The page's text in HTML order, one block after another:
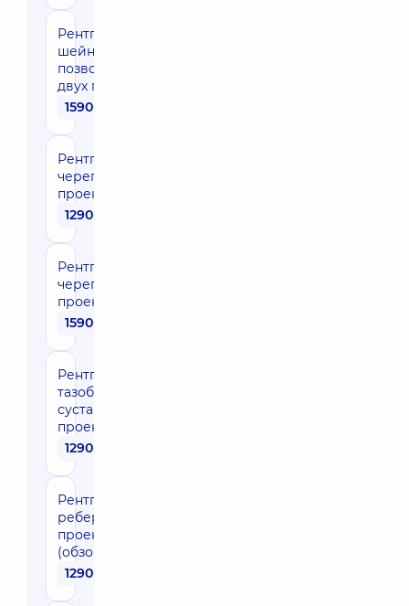
Рентгенография
шейного отдела
позвоночника в
двух проекциях
1590 грн
Рентгенография
черепа в одной
проекции
1290 грн
Рентгенография
черепа в двух
проекциях
1590 грн
Рентгенография
тазобедренного
сустава в одной
проекции
1290 грн
Рентгенография
ребер в одной
проекции
(обзорная)
1290 грн